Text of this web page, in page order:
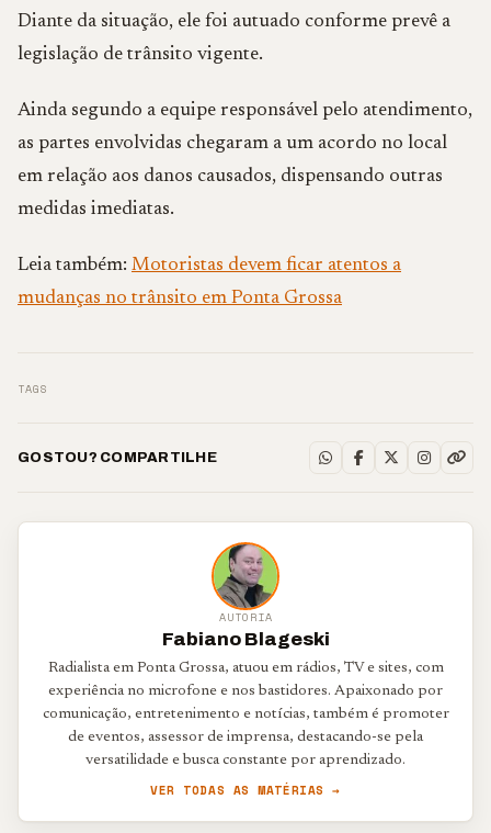
Diante da situação, ele foi autuado conforme prevê a
legislação de trânsito vigente.
Ainda segundo a equipe responsável pelo atendimento,
as partes envolvidas chegaram a um acordo no local
em relação aos danos causados, dispensando outras
medidas imediatas.
Leia também: Motoristas devem ficar atentos a
mudanças no trânsito em Ponta Grossa
TAGS
GOSTOU? COMPARTILHE
AUTORIA
Fabiano Blageski
Radialista em Ponta Grossa, atuou em rádios, TV e sites, com
experiência no microfone e nos bastidores. Apaixonado por
comunicação, entretenimento e notícias, também é promoter
de eventos, assessor de imprensa, destacando-se pela
versatilidade e busca constante por aprendizado.
VER TODAS AS MATÉRIAS →